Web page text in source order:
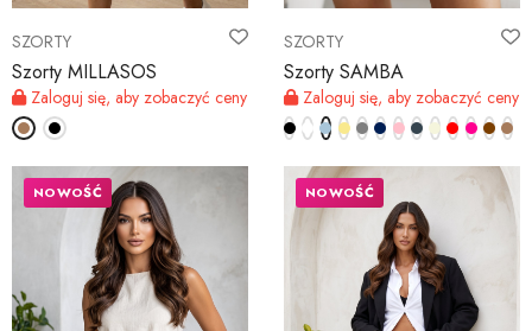
SZORTY
Szorty MILLASOS
Zaloguj się, aby zobaczyć ceny
SZORTY
Szorty SAMBA
Zaloguj się, aby zobaczyć ceny
NOWOŚĆ NOWOŚĆ